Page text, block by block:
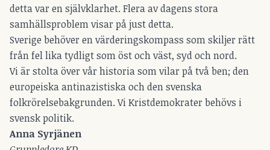
detta var en självklarhet. Flera av dagens stora
samhällsproblem visar på just detta.
Sverige behöver en värderingskompass som skiljer rätt
från fel lika tydligt som öst och väst, syd och nord.
Vi är stolta över vår historia som vilar på två ben; den
europeiska antinazistiska och den svenska
folkrörelsebakgrunden. Vi Kristdemokrater behövs i
svensk politik.
Anna Syrjänen